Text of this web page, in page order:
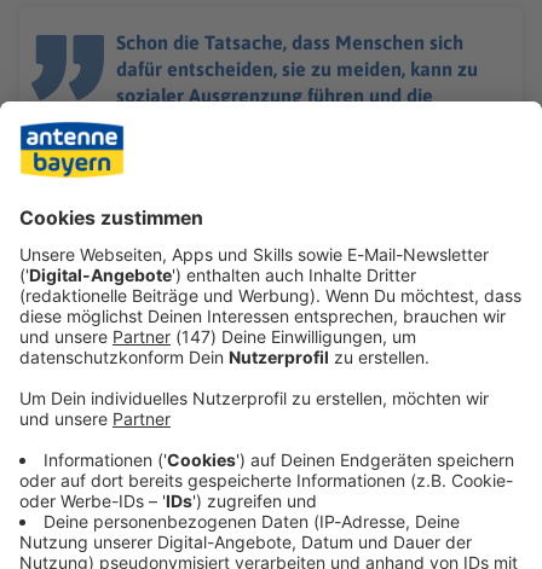
Schon die Tatsache, dass Menschen sich
dafür entscheiden, sie zu meiden, kann zu
sozialer Ausgrenzung führen und die
Einsamkeit verstärken, was sich negativ auf
ihr Leben auswirkt.
Wie Van Tilburg gegenüber brigitte.de schön
formuliert:Menschen als langweilig abzustempeln, ist
langweilig.
Im Gegenteil, auch Menschen die vorlaut sind,
aufbrausend oder immer unterhaltsam können viel
anstrengender sein. Ein
kann daher ausgleichend wirken
und ist meist eben gar
nicht so langweilig, wie es auf den ersten Blick wirkt.
Audiotitel - Herbst Hits
Herbst Hits